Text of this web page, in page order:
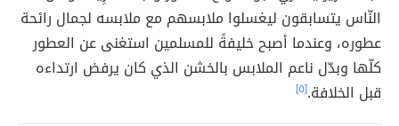
النّاس يتسابقون ليغسلوا ملابسهم مع ملابسه لجمال رائحة
عطوره، وعندما أصبح خليفةً للمسلمين استغنى عن العطور
كلّها وبدّل ناعم الملابس بالخشن الذي كان يرفض ارتداءه
قبل الخلافة.[٥]